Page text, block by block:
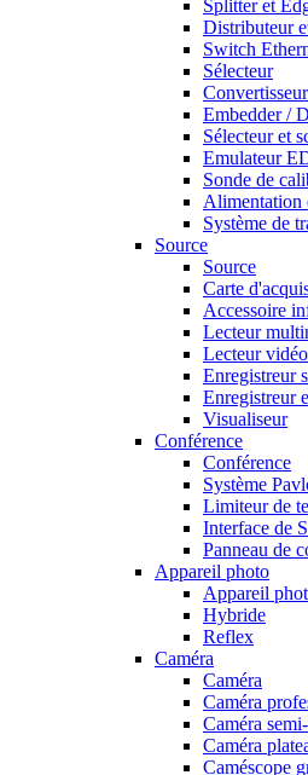
Splitter et
Distributeur
Switch
Sélecteur
Embedder /
Sélecteur et
Emulateur
Sonde de
Alimentation
Système de
Source
Source
Carte
Accessoire
Lecteur
Lecteur
Enregistreur
Enregistreur
Visualiseur
Conférence
Conférence
Système
Limiteur de
Interface de
Panneau de
Appareil photo
Appareil
Hybride
Reflex
Caméra
Caméra
Caméra
Caméra
Caméra
Caméscope